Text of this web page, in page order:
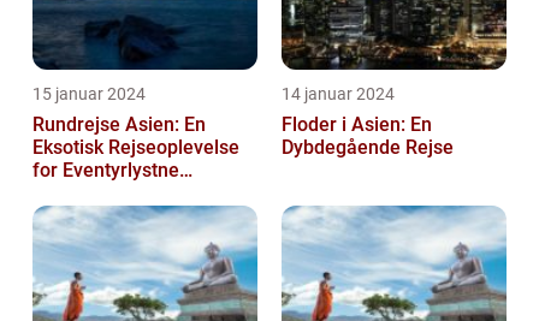
15 januar 2024
Rundrejse Asien: En
Eksotisk Rejseoplevelse
for Eventyrlystne
14 januar 2024
Floder i Asien: En
Dybdegående Rejse